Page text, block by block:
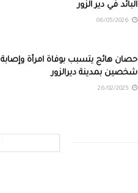
البائد في دير الزور
حصان هائج يتسبب بوفاة امرأة وإصابة
شخصين بمدينة ديرالزور